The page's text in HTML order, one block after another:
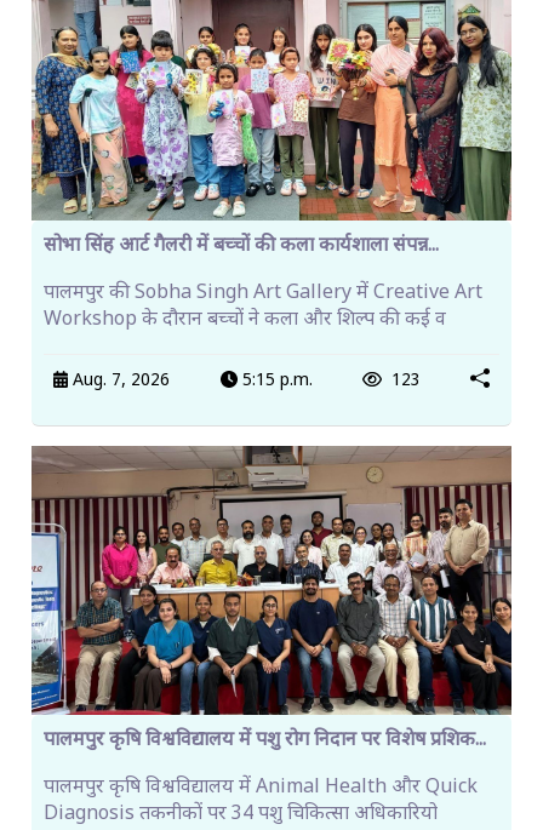
सोभा सिंह आर्ट गैलरी में बच्चों की कला कार्यशाला संपन्न...
पालमपुर की Sobha Singh Art Gallery में Creative Art
Workshop के दौरान बच्चों ने कला और शिल्प की कई व
Aug. 7, 2026 5:15 p.m. 123
पालमपुर कृषि विश्वविद्यालय में पशु रोग निदान पर विशेष प्रशिक...
पालमपुर कृषि विश्वविद्यालय में Animal Health और Quick
Diagnosis तकनीकों पर 34 पशु चिकित्सा अधिकारियो